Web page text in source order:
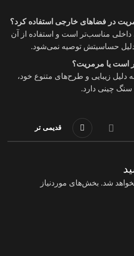
در فضاهای خارجی استفاده کرد؟
مناسب‌تر است و استفاده از آن
حساسیتش توصیه نمی‌شود.
است یا مرمریت؟
دلیل زیبایی و طرح‌های متنوع خود،
سنگ چینی دارد.
قدیمی تر
شد. بخش‌های موردنیاز